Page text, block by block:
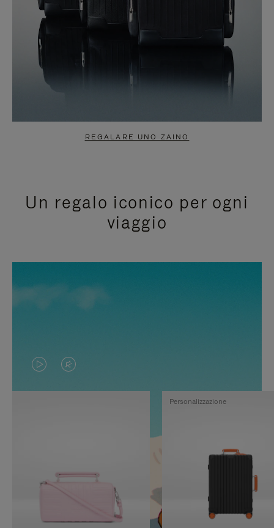
REGALARE UNO ZAINO
Un regalo iconico per ogni
viaggio
IL
VIDEO
PAUSA,
PREMERE
IL
VIDEO
SILENZIATO,
ATTIVARE
Personalizzazione